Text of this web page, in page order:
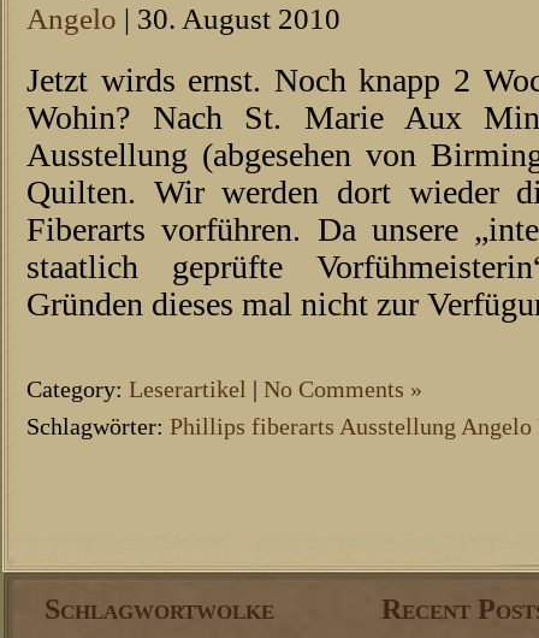
Angelo | 30. August 2010
Jetzt wirds ernst. Noch knapp 2
Wohin? Nach St. Marie Aux
Ausstellung (abgesehen von
Quilten. Wir werden dort wieder
Fiberarts vorführen. Da unsere
staatlich geprüfte
Gründen dieses mal nicht zur
Category: Leserartikel | No Comments »
Schlagwörter: Phillips fiberarts Ausstellung
Schlagwortwolke Recent